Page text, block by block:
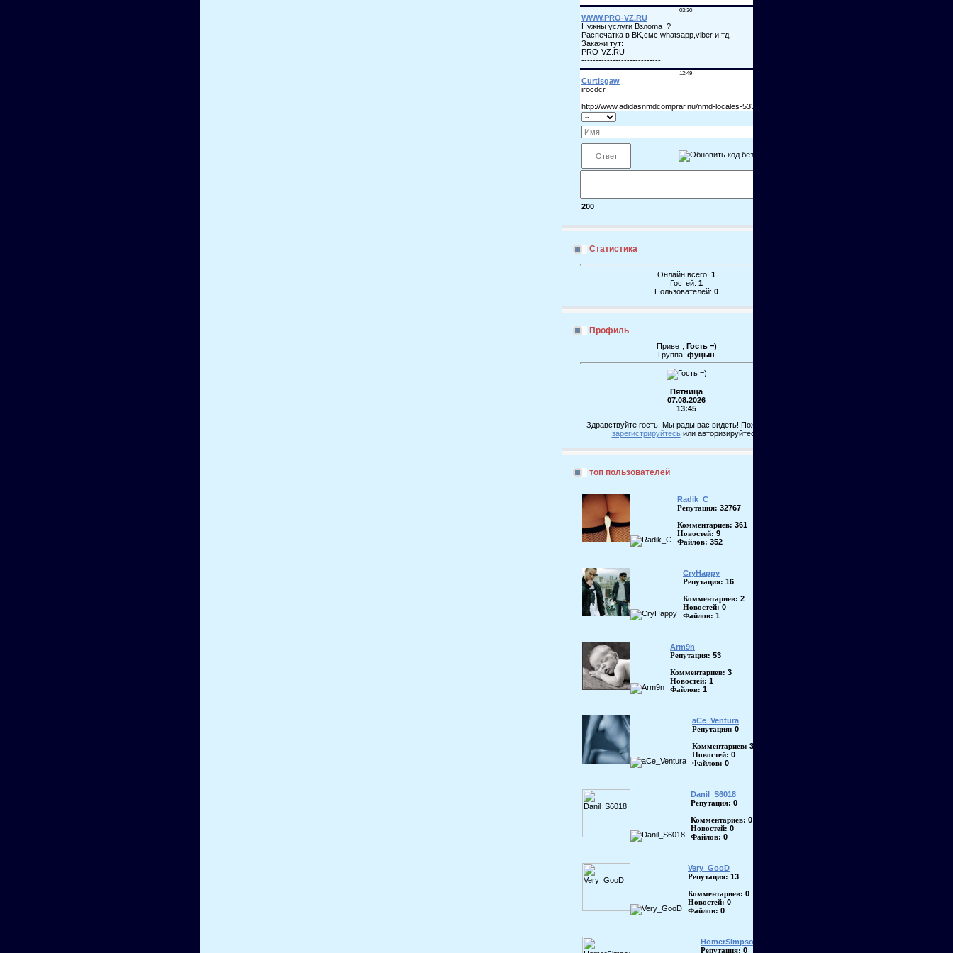
200
Статистика
Онлайн всего: 1
Гостей: 1
Пользователей: 0
Профиль
Привет, Гость =)
Группа: фуцын
Пятница
07.08.2026
13:45
Здравствуйте гость. Мы рады вас видеть! Пожалуйста,
зарегистрируйтесьили авторизируйтесь!
топ пользователей
Radik_C
Репутация: 32767
Комментариев: 361
Новостей: 9
Файлов: 352
CryHappy
Репутация: 16
Комментариев: 2
Новостей: 0
Файлов: 1
Arm9n
Репутация: 53
Комментариев: 3
Новостей: 1
Файлов: 1
aCe_Ventura
Репутация: 0
Комментариев: 3
Новостей: 0
Файлов: 0
Danil_S6018
Репутация: 0
Комментариев: 0
Новостей: 0
Файлов: 0
Very_GooD
Репутация: 13
Комментариев: 0
Новостей: 0
Файлов: 0
HomerSimpson
Репутация: 0